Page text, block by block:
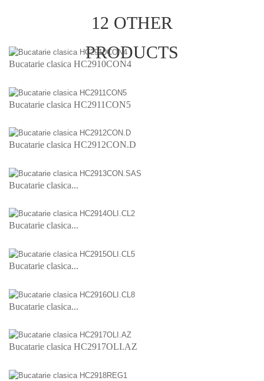
12 OTHER
PRODUCTS
Bucatarie clasica HC2910CON4
Bucatarie clasica HC2911CON5
Bucatarie clasica HC2912CON.D
Bucatarie clasica...
Bucatarie clasica...
Bucatarie clasica...
Bucatarie clasica...
Bucatarie clasica HC2917OLI.AZ